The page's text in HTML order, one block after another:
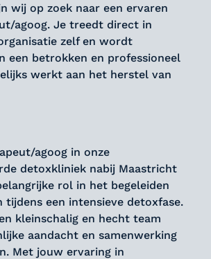
wij op zoek naar een ervaren
agoog. Je treedt direct in
zelf en wordt
een betrokken en professioneel
werkt aan het herstel van
agoog in onze
detoxkliniek nabij Maastricht
rol in het begeleiden
tijdens een intensieve detoxfase.
kleinschalig en hecht team
aandacht en samenwerking
Met jouw ervaring in